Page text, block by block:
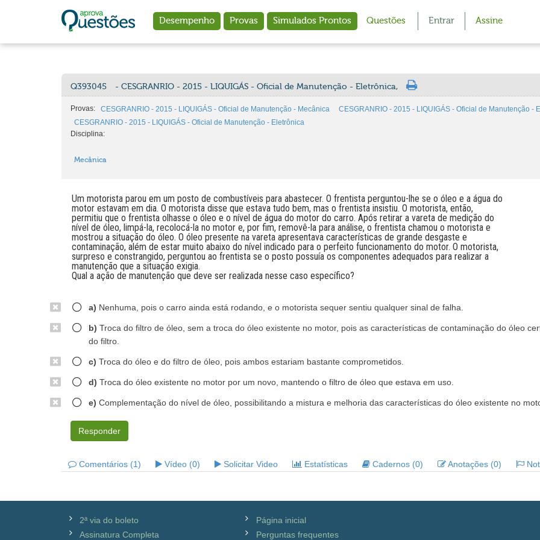
Desempenho Provas Simulados Prontos Questões Entrar Assine
Q393045 - CESGRANRIO - 2015 - LIQUIGÁS - Oficial de Manutenção - Eletrônica,
Provas: CESGRANRIO - 2015 - LIQUIGÁS - Oficial de Manutenção - Mecânica
CESGRANRIO - 2015 - LIQUIGÁS - Oficial de Manutenção -
CESGRANRIO - 2015 - LIQUIGÁS - Oficial de Manutenção - Eletrônica
Disciplina:
Mecânica
Um motorista parou em um posto de combustíveis para abastecer. O frentista perguntou-lhe se o óleo e a água do
motor estavam em dia. O motorista disse que estava tudo bem, mas o frentista insistiu. O motorista, então,
permitiu que o frentista olhasse o óleo e o nível de água do motor do carro. Após retirar a vareta de medição do
nível de óleo, limpá-la, recolocá-la no motor e, por fim, removê-la para análise, o frentista chamou o motorista e
mostrou a situação do óleo. O óleo presente na vareta apresentava características de grande desgaste e
contaminação, além de estar muito abaixo do nível indicado para o perfeito funcionamento do motor. O motorista,
surpreso e constrangido, perguntou ao frentista se o posto possuía os componentes adequados para realizar a
manutenção que a situação exigia.
Qual a ação de manutenção que deve ser realizada nesse caso específico?
a) Nenhuma, pois o carro ainda está rodando, e o motorista sequer sentiu qualquer sinal de falha.
b) Troca do filtro de óleo, sem a troca do óleo existente no motor, pois as características de contaminação do óleo
do filtro.
c) Troca do óleo e do filtro de óleo, pois ambos estariam bastante comprometidos.
d) Troca do óleo existente no motor por um novo, mantendo o filtro de óleo que estava em uso.
e) Complementação do nível de óleo, possibilitando a mistura e melhoria das características do óleo existente no
Responder
Comentários (1) Vídeo (0) Solicitar Video Estatísticas Cadernos (0) Anotações (0)
2ª via do boleto
Assinatura Completa
Página inicial
Perguntas frequentes